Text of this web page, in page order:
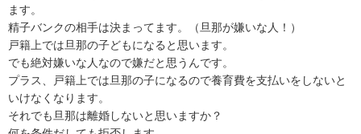
ます。
精子バンクの相手は決まってます。（旦那が嫌いな人！）
戸籍上では旦那の子どもになると思います。
でも絶対嫌いな人なので嫌だと思うんです。
プラス、戸籍上では旦那の子になるので養育費を支払いをしないと
いけなくなります。
それでも旦那は離婚しないと思いますか？